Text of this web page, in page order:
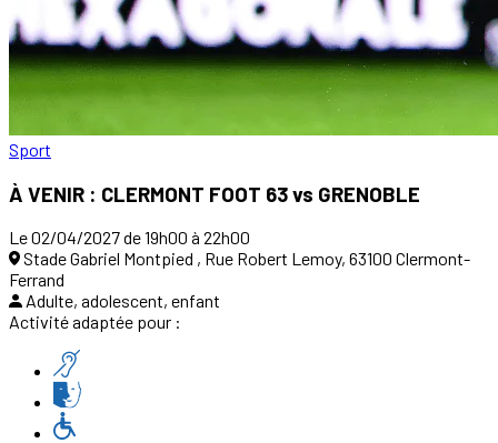
Sport
À VENIR : CLERMONT FOOT 63 vs GRENOBLE
Le 02/04/2027 de 19h00 à 22h00
Stade Gabriel Montpied , Rue Robert Lemoy, 63100 Clermont-
Ferrand
Adulte, adolescent, enfant
Activité adaptée pour :